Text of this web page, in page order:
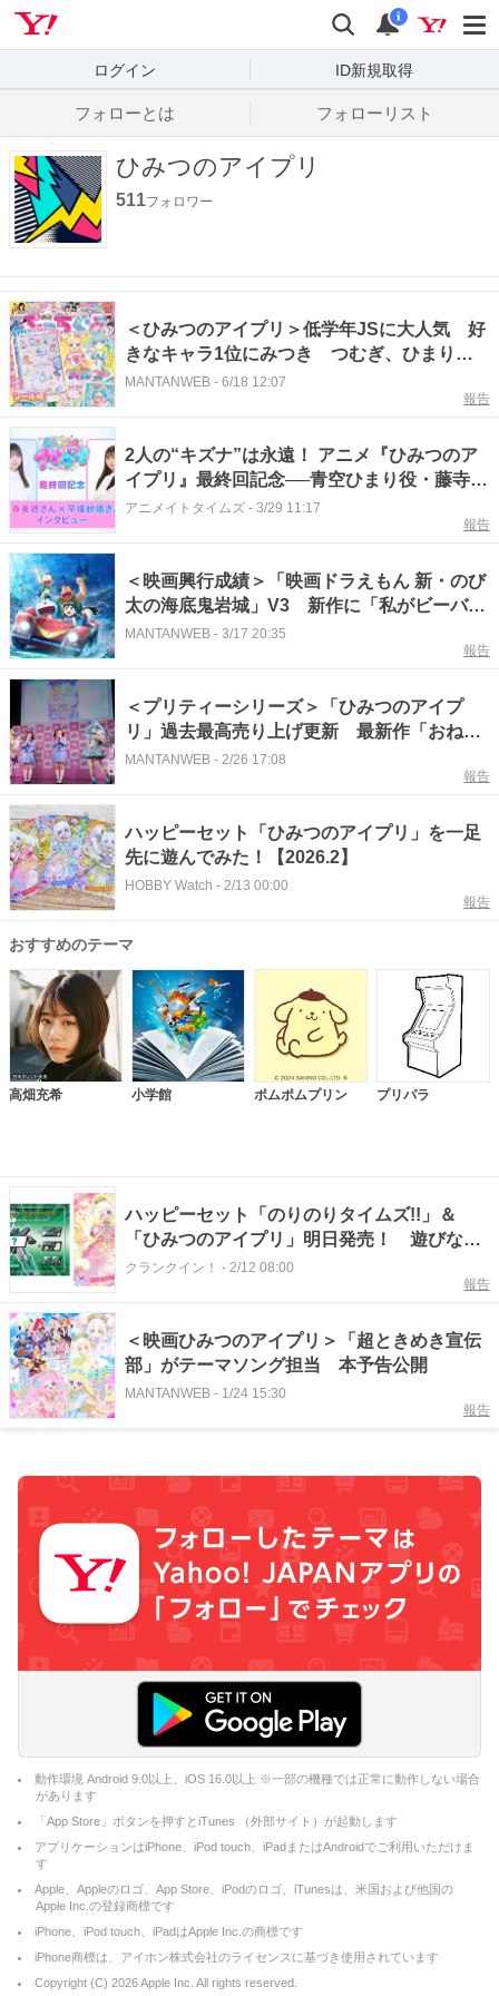
検索
通知
i
ログイン ID新規取得
フォローとは フォローリスト
ひみつのアイプリ
511フォロワー
＜ひみつのアイプリ＞低学年JSに大人気 好
きなキャラ1位にみつき つむぎ、ひまり、
リング・クローバーもトップ10入り 小学館
MANTANWEB - 6/18 12:07
報告
2人の“キズナ”は永遠！ アニメ『ひみつのア
イプリ』最終回記念──青空ひまり役・藤寺美
徳さん×星川みつき役・平塚紗依さん スペシ
アニメイトタイムズ - 3/29 11:17
報告
＜映画興行成績＞「映画ドラえもん 新・のび
太の海底鬼岩城」V3 新作に「私がビーバー
になる時」「ゴールデンカムイ」「ひみつの
MANTANWEB - 3/17 20:35
報告
＜プリティーシリーズ＞「ひみつのアイプ
リ」過去最高売り上げ更新 最新作「おねが
いアイプリ」でさらなる飛躍に期待
MANTANWEB - 2/26 17:08
報告
ハッピーセット「ひみつのアイプリ」を一足
先に遊んでみた！【2026.2】
HOBBY Watch - 2/13 00:00
報告
おすすめのテーマ
高畑充希 小学館 ポムポムプリン プリパラ
ハッピーセット「のりのりタイムズ!!」＆
「ひみつのアイプリ」明日発売！ 遊びなが
ら学べる全6種類
クランクイン！ - 2/12 08:00
報告
＜映画ひみつのアイプリ＞「超ときめき宣伝
部」がテーマソング担当 本予告公開
MANTANWEB - 1/24 15:30
報告
動作環境 Android 9.0以上、iOS 16.0以上 ※一部の機種では正常に動作しない場合
があります
「App Store」ボタンを押すとiTunes （外部サイト）が起動します
アプリケーションはiPhone、iPod touch、iPadまたはAndroidでご利用いただけま
す
Apple、Appleのロゴ、App Store、iPodのロゴ、iTunesは、米国および他国の
Apple Inc.の登録商標です
iPhone、iPod touch、iPadはApple Inc.の商標です
iPhone商標は、アイホン株式会社のライセンスに基づき使用されています
Copyright (C) 2026Apple Inc. All rights reserved.